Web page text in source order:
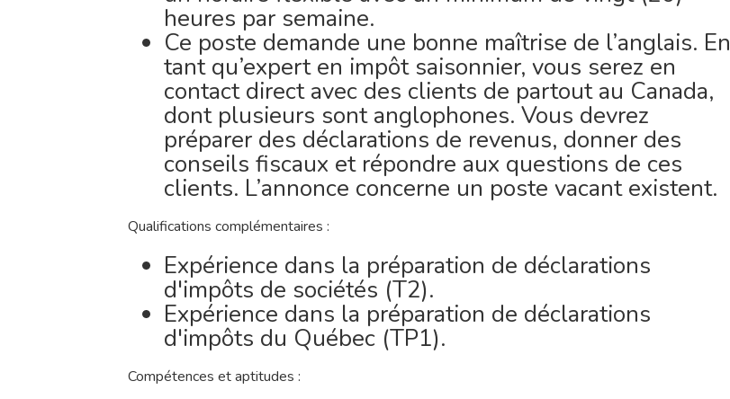
heures par semaine.
Ce poste demande une bonne maîtrise de l’anglais. En
tant qu’expert en impôt saisonnier, vous serez en
contact direct avec des clients de partout au Canada,
dont plusieurs sont anglophones. Vous devrez
préparer des déclarations de revenus, donner des
conseils fiscaux et répondre aux questions de ces
clients. L’annonce concerne un poste vacant existent.
Qualifications complémentaires :
Expérience dans la préparation de déclarations
d'impôts de sociétés (T2).
Expérience dans la préparation de déclarations
d'impôts du Québec (TP1).
Compétences et aptitudes :